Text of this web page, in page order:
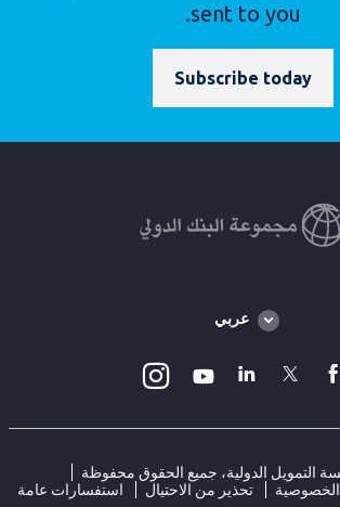
sent to you.
Subscribe today
Global
language
عربي
facebook
Twitter
Linkedin
Youtube
الخصوصية تحذير من الاحتيال استفسارات عامة